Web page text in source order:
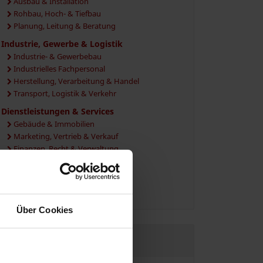
Über Cookies
Rohbau, Hoch- & Tiefbau
Planung, Leitung & Beratung
Industrie, Gewerbe & Logistik
Industrie- & Gewerbebau
Industrielles Fachpersonal
Herstellung, Verarbeitung & Handel
Transport, Logistik & Verkehr
Dienstleistungen & Services
Gebäude & Immobilien
Marketing, Vertrieb & Verkauf
Finanzen, Recht & Verwaltung
EDV, IT & Medien
Sicherheit, Events & Gastronomie